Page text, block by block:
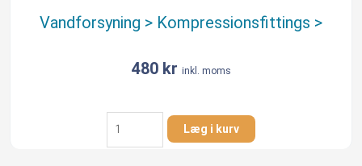
PE-
rør
Vandforsyning > Kompressionsfittings >
480 kr inkl. moms
Vandforsyning
Kompressionsfittings
Læg i kurv